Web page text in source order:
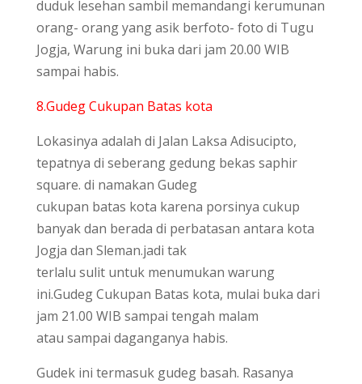
duduk lesehan sambil memandangi kerumunan
orang- orang yang asik berfoto- foto di Tugu
Jogja, Warung ini buka dari jam 20.00 WIB
sampai habis.
8.Gudeg Cukupan Batas kota
Lokasinya adalah di Jalan Laksa Adisucipto,
tepatnya di seberang gedung bekas saphir
square. di namakan Gudeg
cukupan batas kota karena porsinya cukup
banyak dan berada di perbatasan antara kota
Jogja dan Sleman.jadi tak
terlalu sulit untuk menumukan warung
ini.Gudeg Cukupan Batas kota, mulai buka dari
jam 21.00 WIB sampai tengah malam
atau sampai daganganya habis.
Gudek ini termasuk gudeg basah. Rasanya